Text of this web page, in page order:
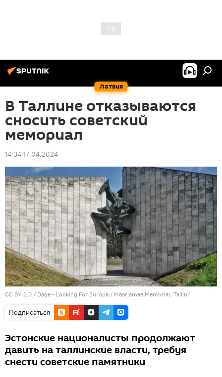
Латвия
В Таллине отказываются
сносить советский
мемориал
14:34 17.04.2024
CC BY 2.0 / Dage - Looking For Europe / Maarjamae Memorial, Tallinn
Подписаться
Эстонские националисты продолжают
давить на таллинские власти, требуя
снести советские памятники